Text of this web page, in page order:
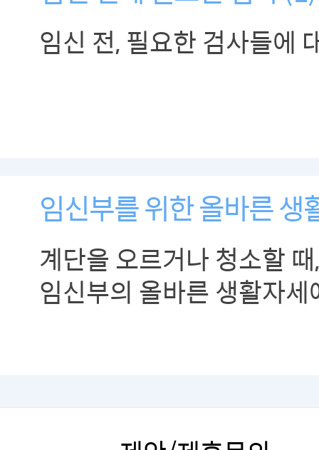
임신 전, 필요한 검사들에
임신부를 위한 올바른 생
계단을 오르거나 청소할
임신부의 올바른 생활자세